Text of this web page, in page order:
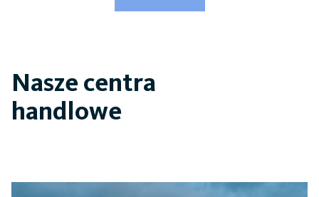
Nasze centra
handlowe